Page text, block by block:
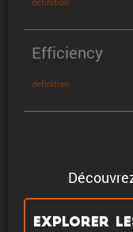
Explorer
Efficiency
definition